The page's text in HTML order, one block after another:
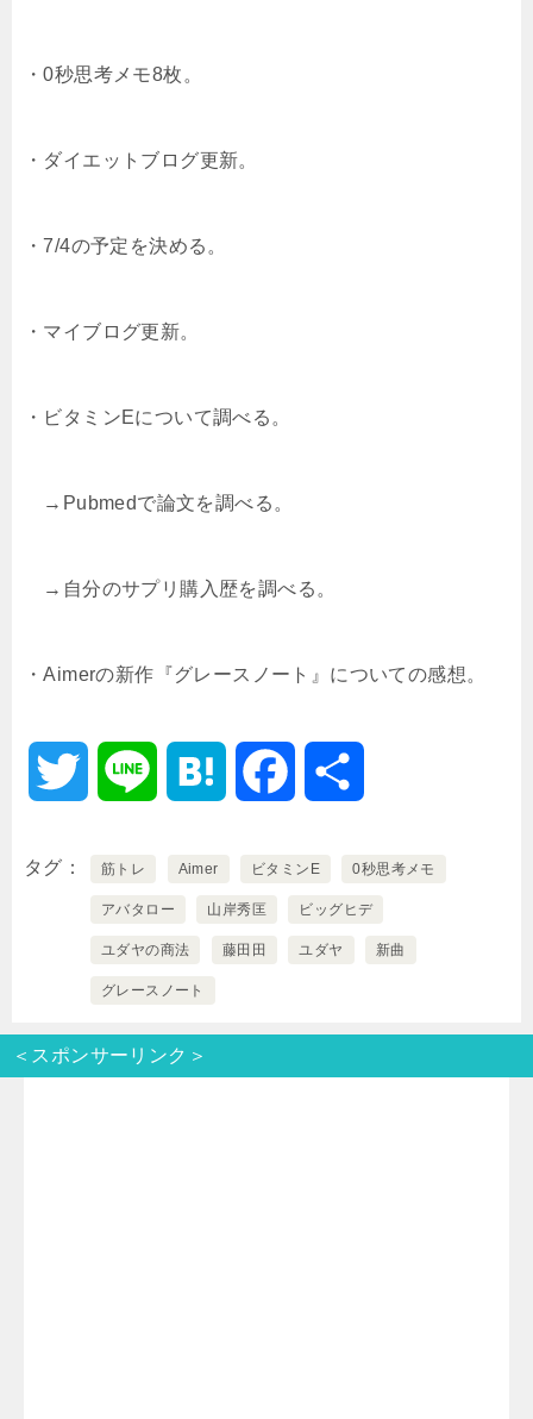
・0秒思考メモ8枚。
・ダイエットブログ更新。
・7/4の予定を決める。
・マイブログ更新。
・ビタミンEについて調べる。
→Pubmedで論文を調べる。
→自分のサプリ購入歴を調べる。
・Aimerの新作『グレースノート』についての感想。
e
e e e
タグ
筋トレ Aimer ビタミンE 0秒思考メモ
アバタロー 山岸秀匡 ビッグヒデ
ユダヤの商法 藤田田 ユダヤ 新曲
グレースノート
＜スポンサーリンク＞